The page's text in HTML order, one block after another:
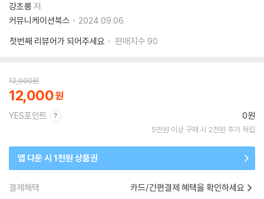
강초롱 저
커뮤니케이션북스
2024.09.06.
첫번째 리뷰어가 되어주세요
판매지수 90
12,000원
12,000
YES포인트 0원
5만원 이상 구매 시 2천원 추가 적립
앱 다운 시 1천원 상품권
결제혜택 카드/간편결제 혜택을 확인하세요